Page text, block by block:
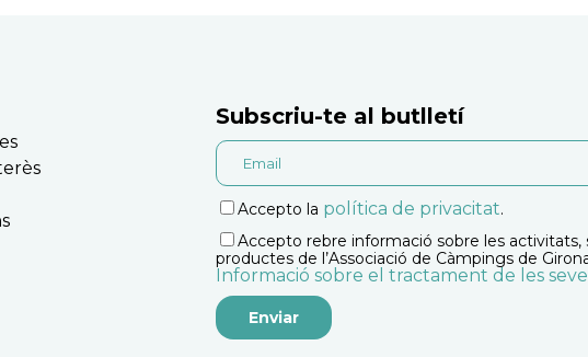
Subscriu-te al butlletí
Accepto la política de privacitat.
Accepto rebre informació sobre les activitats,
productes de l’Associació de Càmpings de
Informació sobre el tractament de les